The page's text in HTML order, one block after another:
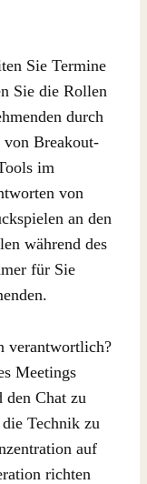
Sie Termine
Sie die Rollen
durch
von Breakout-
im
von
an den
während des
für Sie
verantwortlich?
Meetings
Chat zu
Technik zu
auf
richten